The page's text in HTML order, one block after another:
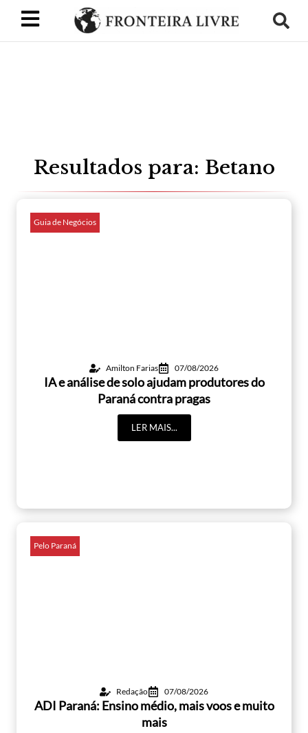
Resultados para: Betano
Guia de Negócios
Amilton Farias 07/08/2026
IA e análise de solo ajudam produtores do
Paraná contra pragas
LER MAIS...
Pelo Paraná
Redação 07/08/2026
ADI Paraná: Ensino médio, mais voos e muito
mais